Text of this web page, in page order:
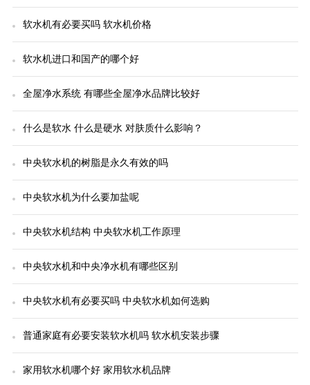
软水机有必要买吗 软水机价格
软水机进口和国产的哪个好
全屋净水系统 有哪些全屋净水品牌比较好
什么是软水 什么是硬水 对肤质什么影响？
中央软水机的树脂是永久有效的吗
中央软水机为什么要加盐呢
中央软水机结构 中央软水机工作原理
中央软水机和中央净水机有哪些区别
中央软水机有必要买吗 中央软水机如何选购
普通家庭有必要安装软水机吗 软水机安装步骤
家用软水机哪个好 家用软水机品牌